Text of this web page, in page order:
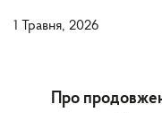
1 Травня, 2026
Про